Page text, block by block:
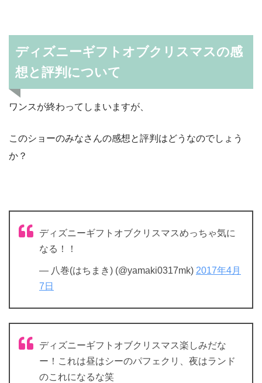
ディズニーギフトオブクリスマスの感
想と評判について
ワンスが終わってしまいますが、
このショーのみなさんの感想と評判はどうなのでしょう
か？
ディズニーギフトオブクリスマスめっちゃ気に
なる！！
— 八巻(はちまき) (@yamaki0317mk) 2017年4月
7日
ディズニーギフトオブクリスマス楽しみだな
ー！これは昼はシーのパフェクリ、夜はランド
のこれになるな笑